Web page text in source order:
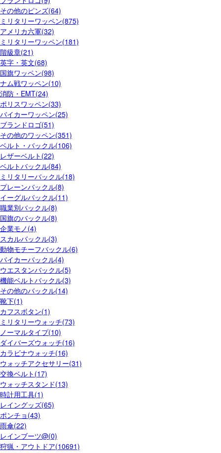
その他のピンズ(64)
ミリタリーワッペン(875)
アメリカ六軍(32)
ミリタリーワッペン(181)
階級章(21)
英字・英文(68)
国旗ワッペン(98)
ナム戦ワッペン(10)
消防・EMT(24)
ポリスワッペン(33)
バイカーワッペン(25)
ブランドロゴ(51)
その他のワッペン(351)
ベルト・バックル(106)
レザーベルト(22)
ベルトバックル(84)
ミリタリーバックル(18)
プレーンバックル(8)
イーグルバックル(11)
職業別バックル(8)
国旗のバックル(8)
企業モノ(4)
スカルバックル(3)
動物モチーフバックル(6)
バイカーバックル(4)
ウエスタンバックル(5)
機能ベルトバックル(3)
その他のバックル(14)
靴下(1)
カフスボタン(1)
ミリタリーウォッチ(73)
ノーマルタイプ(10)
ダイバーズウォッチ(16)
カラビナウォッチ(16)
ウォッチアクセサリー(31)
交換ベルト(17)
ウォッチスタンド(13)
時計用工具(1)
レイングッズ(65)
ポンチョ(43)
雨傘(22)
レインブーツ@(0)
狩猟・アウトドア(10691)